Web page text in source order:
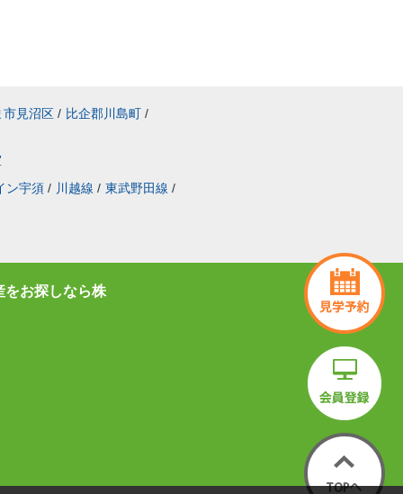
市見沼区 / 比企郡川島町 /
ン宇須 / 川越線 / 東武野田線 /
をお探しなら株